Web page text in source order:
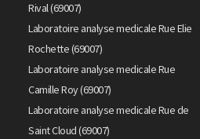
Rival (69007)
Laboratoire analyse medicale Rue Elie
Rochette (69007)
Laboratoire analyse medicale Rue
Camille Roy (69007)
Laboratoire analyse medicale Rue de
Saint Cloud (69007)